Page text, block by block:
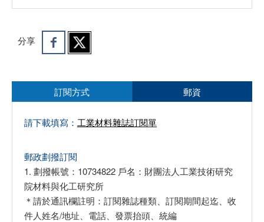
分享
訂閱方式 郵資
請下載填寫： 工業材料雜誌訂閱單
郵政劃撥訂閱
1. 劃撥帳號：10734822 戶名：財團法人工業技術研究
院材料與化工研究所
＊請於通訊欄註明：訂閱雜誌種類、訂閱期間起迄、收
件人姓名/地址、電話、發票抬頭、統編